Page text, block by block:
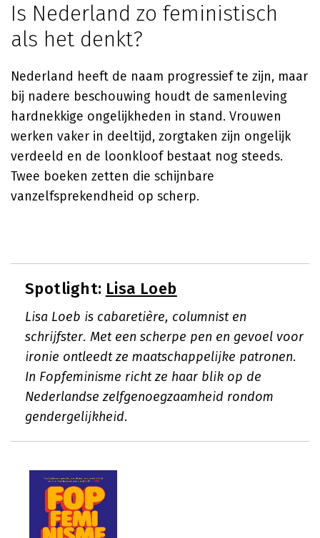
Is Nederland zo feministisch
als het denkt?
Nederland heeft de naam progressief te zijn, maar
bij nadere beschouwing houdt de samenleving
hardnekkige ongelijkheden in stand. Vrouwen
werken vaker in deeltijd, zorgtaken zijn ongelijk
verdeeld en de loonkloof bestaat nog steeds.
Twee boeken zetten die schijnbare
vanzelfsprekendheid op scherp.
Spotlight: Lisa Loeb
Lisa Loeb is cabaretière, columnist en
schrijfster. Met een scherpe pen en gevoel voor
ironie ontleedt ze maatschappelijke patronen.
In Fopfeminisme richt ze haar blik op de
Nederlandse zelfgenoegzaamheid rondom
gendergelijkheid.